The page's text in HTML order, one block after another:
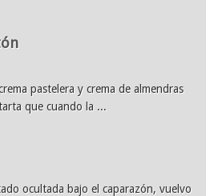
pastelera y crema de almendras
que cuando la ...
ocultada bajo el caparazón, vuelvo